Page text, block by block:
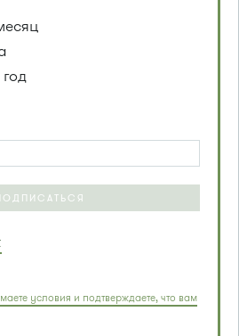
условия и подтверждаете, что вам